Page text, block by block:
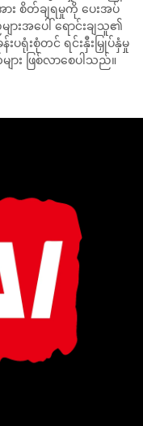
ား စိတ်ချရမှုကို ပေးအပ်
ျားအပေါ် ရောင်းချသူ၏
ပရုံးစုံတင် ရင်းနှီးမြှုပ်နှံမှု
း ဖြစ်လာစေပါသည်။